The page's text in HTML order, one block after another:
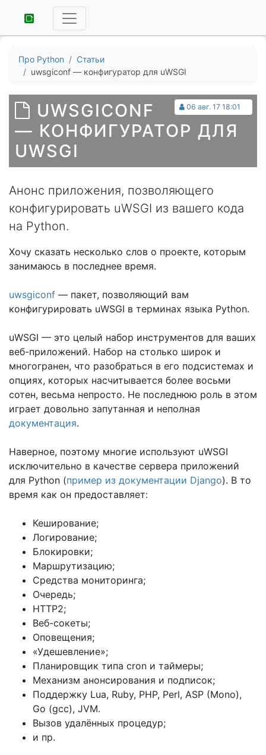
Про Python
Статьи
uwsgiconf — конфигуратор для uWSGI
06 авг. 17 18:01
UWSGICONF
— КОНФИГУРАТОР ДЛЯ
UWSGI
Анонс приложения, позволяющего
конфигурировать uWSGI из вашего кода
на Python.
Хочу сказать несколько слов о проекте, которым
занимаюсь в последнее время.
uwsgiconf — пакет, позволяющий вам
конфигурировать uWSGI в терминах языка Python.
uWSGI — это целый набор инструментов для ваших
веб-приложений. Набор на столько широк и
многогранен, что разобраться в его подсистемах и
опциях, которых насчитывается более восьми
сотен, весьма непросто. Не последнюю роль в этом
играет довольно запутанная и неполная
документация.
Наверное, поэтому многие используют uWSGI
исключительно в качестве сервера приложений
для Python (пример из документации Django). В то
время как он предоставляет:
Кеширование;
Логирование;
Блокировки;
Маршрутизацию;
Средства мониторинга;
Очередь;
HTTP2;
Веб-сокеты;
Оповещения;
«Удешевление»;
Планировщик типа cron и таймеры;
Механизм анонсирования и подписок;
Поддержку Lua, Ruby, PHP, Perl, ASP (Mono),
Go (gcc), JVM.
Вызов удалённых процедур;
и пр.